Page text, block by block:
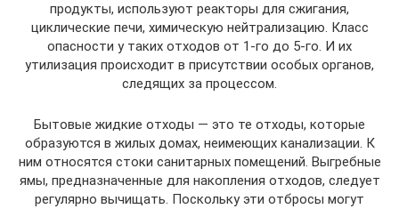
продукты, используют реакторы для сжигания,
циклические печи, химическую нейтрализацию. Класс
опасности у таких отходов от 1-го до 5-го. И их
утилизация происходит в присутствии особых органов,
следящих за процессом.
Бытовые жидкие отходы — это те отходы, которые
образуются в жилых домах, неимеющих канализации. К
ним относятся стоки санитарных помещений. Выгребные
ямы, предназначенные для накопления отходов, следует
регулярно вычищать. Поскольку эти отбросы могут